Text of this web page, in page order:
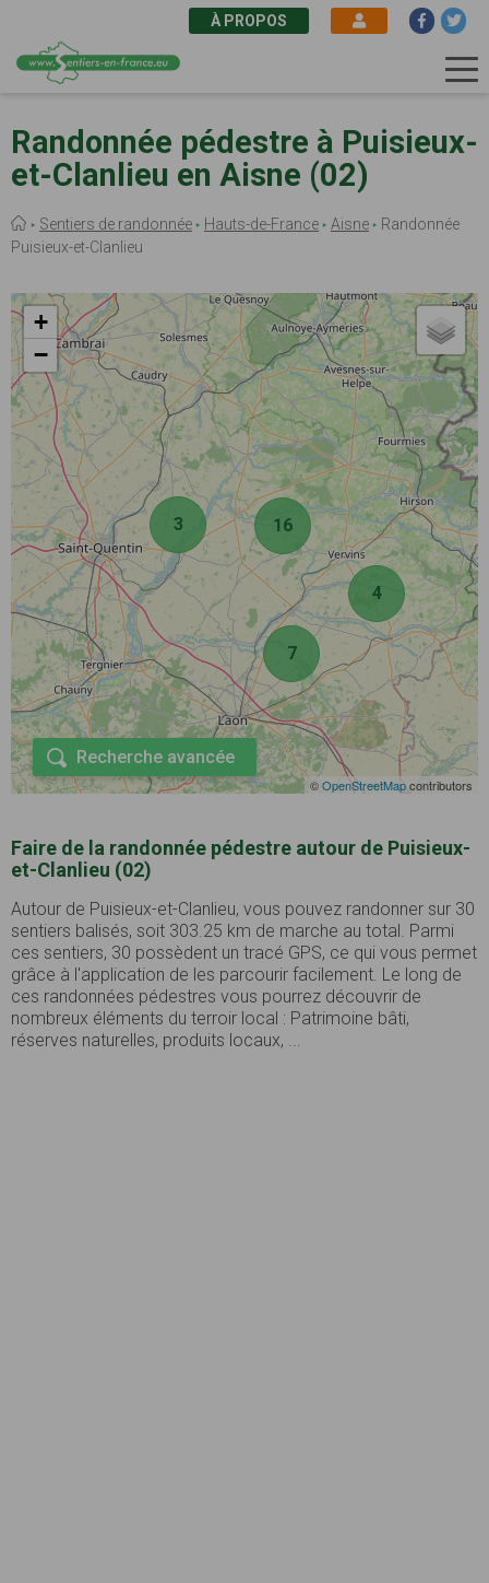
au
contenu
principal
À PROPOS
Randonnée pédestre à Puisieux-
et-Clanlieu en Aisne (02)
Fil
d'Ariane
Sentiers de randonnée Hauts-de-France Aisne
Randonnée
Puisieux-et-Clanlieu
3
4
7
16
+
−
©OpenStreetMapcontributors
Recherche avancée
Faire de la randonnée pédestre autour de Puisieux-
et-Clanlieu (02)
Autour de Puisieux-et-Clanlieu, vous pouvez randonner sur 30
sentiers balisés, soit 303.25 km de marche au total. Parmi
ces sentiers, 30 possèdent un tracé GPS, ce qui vous permet
grâce à l'application de les parcourir facilement. Le long de
ces randonnées pédestres vous pourrez découvrir de
nombreux éléments du terroir local : Patrimoine bâti,
réserves naturelles, produits locaux, ...